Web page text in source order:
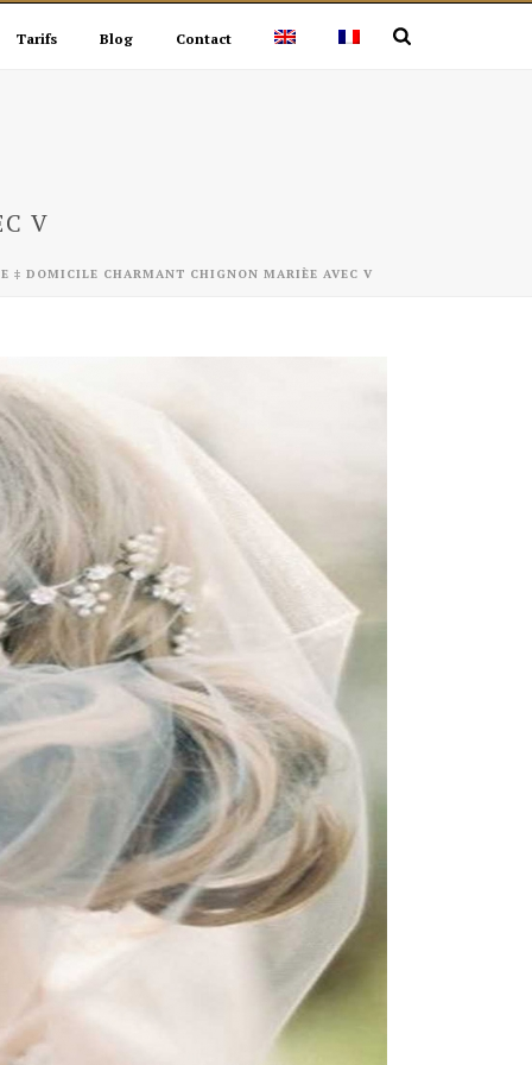
Tarifs Blog Contact
V
‡ DOMICILE CHARMANT CHIGNON MARIÈE AVEC V